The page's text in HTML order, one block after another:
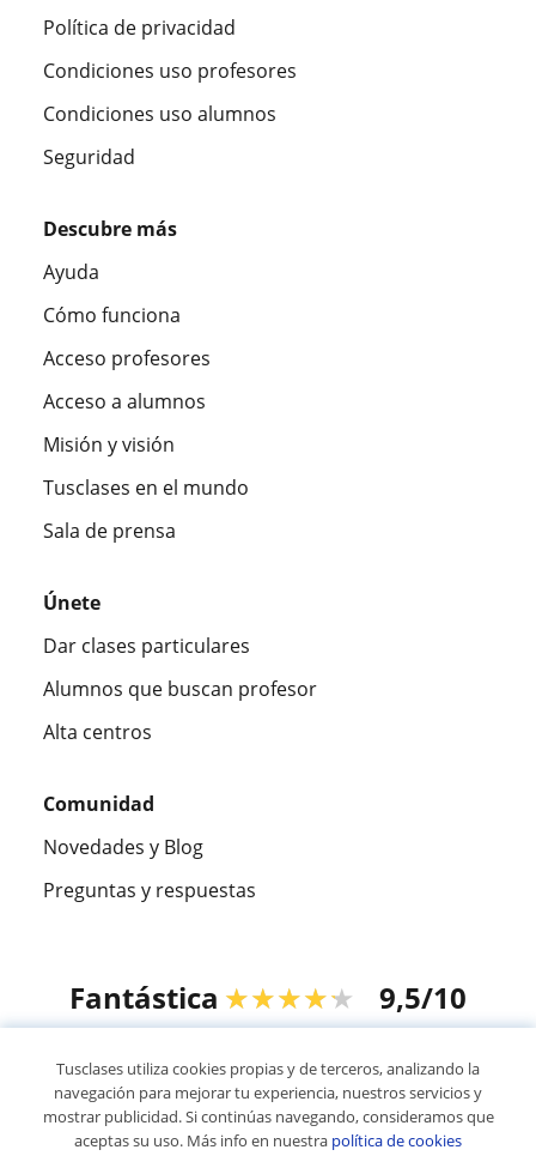
Política de privacidad
Condiciones uso profesores
Condiciones uso alumnos
Seguridad
Descubre más
Ayuda
Cómo funciona
Acceso profesores
Acceso a alumnos
Misión y visión
Tusclases en el mundo
Sala de prensa
Únete
Dar clases particulares
Alumnos que buscan profesor
Alta centros
Comunidad
Novedades y Blog
Preguntas y respuestas
Fantástica ★★★★★ 9,5/10
© 2007 - 2026 Tusclases.pe
Tusclases utiliza cookies propias y de terceros, analizando la
navegación para mejorar tu experiencia, nuestros servicios y
mostrar publicidad. Si continúas navegando, consideramos que
aceptas su uso. Más info en nuestra política de cookies